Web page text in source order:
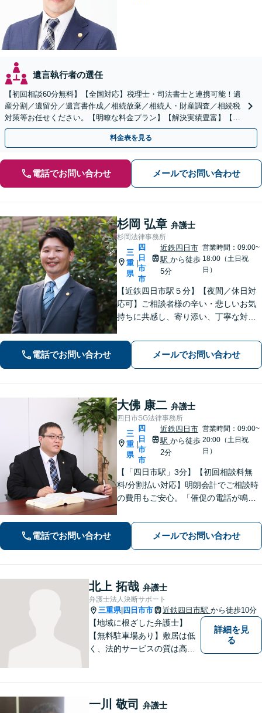
遺言執行者の選任
【初回相談60分無料】【全国対応】税理士・司法書士と連携可能！遺
産分割／遺留分／遺言書作成／相続放棄／相続人・財産調査／相続税
対策等お任せください。【明瞭な料金プラン】【解決実績豊富】【電
話相談可】
料金表を見る
電話でお問い合わせ メールでお問い合わせ
杉岡 弘章 弁護士
杉岡法律事務所
三
重
県
四
日
市
市
近鉄四日市
駅 から徒歩
5分
営業時間：09:00~
18:00（土日祝
日）
【近鉄四日市駅５分】【夜間／休日対
応可】ご相談者様の辛い・悲しいお気
持ちに共感し、寄り添い、丁寧な対応
相続／刑事事件など、幅広く対応【地
域に根ざした弁護士】お気軽にお問い
合わせください。
電話でお問い合わせ メールでお問い合わせ
大佛 康二 弁護士
四日市SG法律事務所
三
重
県
四
日
市
市
近鉄四日市
駅 から徒歩
2分
営業時間：09:00~
20:00（土日祝
日）
【「四日市駅」3分】【初回相談料無
料/分割払い対応】明朗会計でご相談時
の費用もご安心。「催促の電話が鳴り
た」に対応できます。自己破産や任意
整理、個人再生など幅広い解決方法を
提示【完全個室で安心】
電話でお問い合わせ メールでお問い合わせ
北上 拓哉 弁護士
弁護士法人決断サポート
三重県| 四日市市 近鉄四日市駅 から徒歩10分
【地域に根ざした弁護士】
【無料駐車場あり】敷居は低
く、法的サービスの質は高く
題／離婚問題／相続問題／企
詳細を見
る
一川 敬司 弁護士